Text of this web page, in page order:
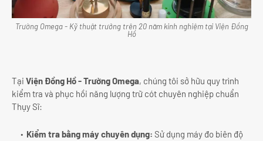
Trường Omega - Kỹ thuật trưởng trên 20 năm kinh nghiệm tại Viện Đồng
Hồ
Tại Viện Đồng Hồ - Trường Omega, chúng tôi sở hữu quy trình
kiểm tra và phục hồi năng lượng trữ cót chuyên nghiệp chuẩn
Thụy Sĩ:
Kiểm tra bằng máy chuyên dụng: Sử dụng máy đo biên độ